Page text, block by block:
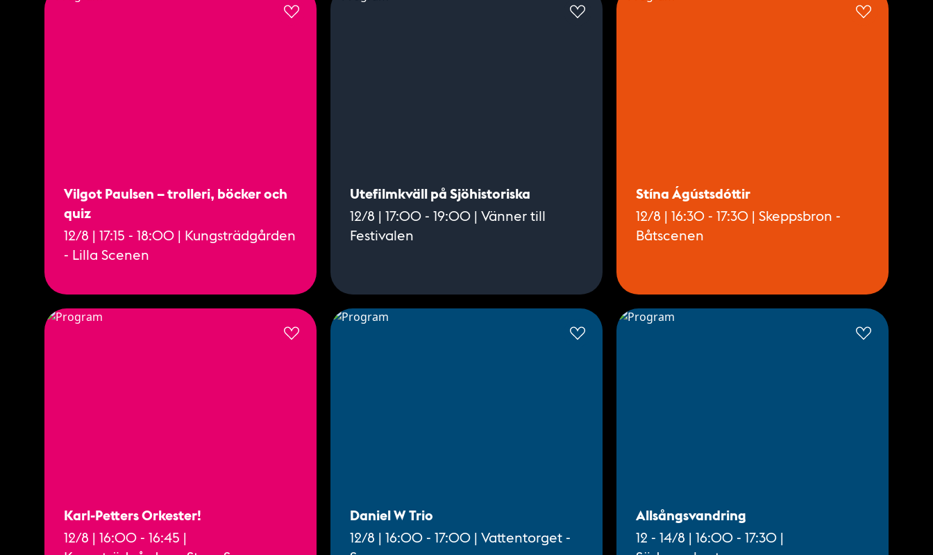
Vilgot Paulsen – trolleri, böcker och
quiz
12/8 | 17:15 - 18:00 | Kungsträdgården
- Lilla Scenen
Utefilmkväll på Sjöhistoriska
12/8 | 17:00 - 19:00 | Vänner till
Festivalen
Stína Ágústsdóttir
12/8 | 16:30 - 17:30 | Skeppsbron -
Båtscenen
Karl-Petters Orkester!
12/8 | 16:00 - 16:45 |
Daniel W Trio
12/8 | 16:00 - 17:00 | Vattentorget -
Allsångsvandring
12 - 14/8 | 16:00 - 17:30 |